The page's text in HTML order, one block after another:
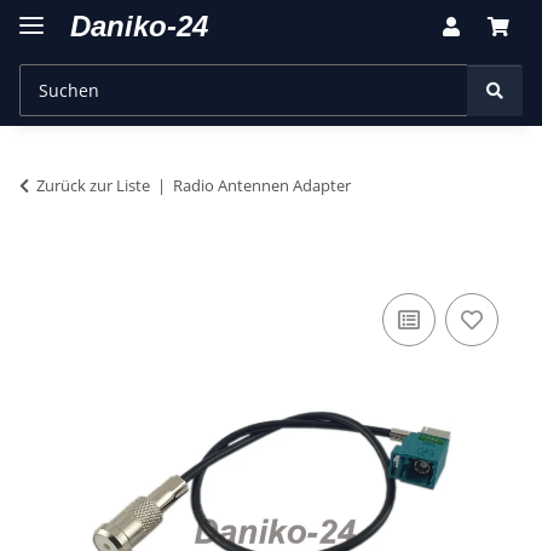
Zurück zur Liste Radio Antennen Adapter